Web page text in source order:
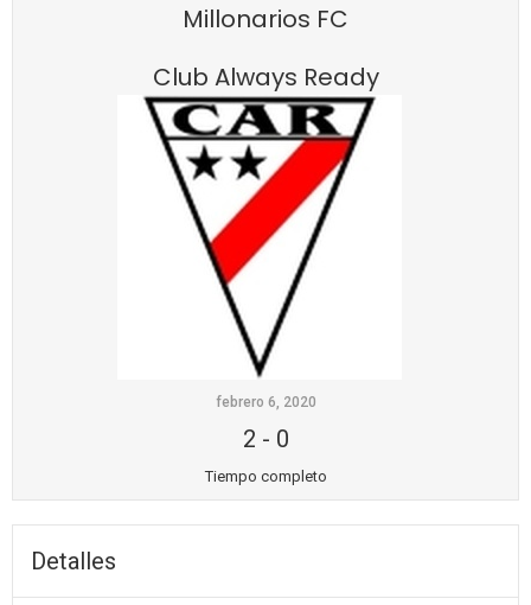
Millonarios FC
Club Always Ready
febrero 6, 2020
2 - 0
Tiempo completo
Detalles